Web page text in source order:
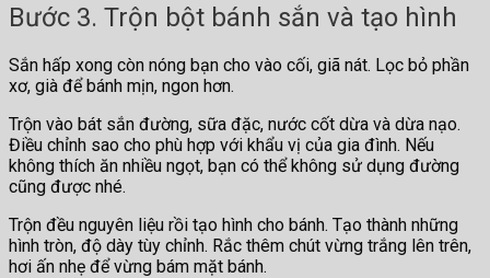
Bước 3. Trộn bột bánh sắn và tạo hình
Sắn hấp xong còn nóng bạn cho vào cối, giã nát. Lọc bỏ phần
xơ, già để bánh mịn, ngon hơn.
Trộn vào bát sắn đường, sữa đặc, nước cốt dừa và dừa nạo.
Điều chỉnh sao cho phù hợp với khẩu vị của gia đình. Nếu
không thích ăn nhiều ngọt, bạn có thể không sử dụng đường
cũng được nhé.
Trộn đều nguyên liệu rồi tạo hình cho bánh. Tạo thành những
hình tròn, độ dày tùy chỉnh. Rắc thêm chút vừng trắng lên trên,
hơi ấn nhẹ để vừng bám mặt bánh.